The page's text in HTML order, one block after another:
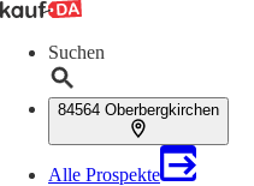
Suchen
84564 Oberbergkirchen
Alle Prospekte